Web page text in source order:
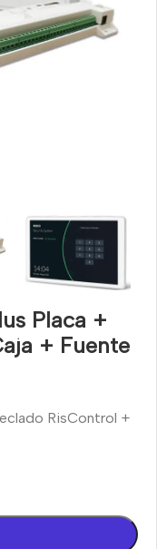
Placa +
+ Fuente
RisControl +